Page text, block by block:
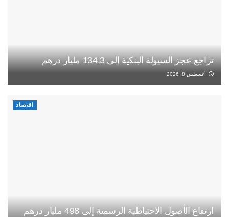
تراجع عجز السيولة البنكية إلى 134,3 مليار درهم
أغسطس 8, 2026
اقتصاد
ارتفاع الأصول الاحتياطية الرسمية إلى 498 مليار درهم